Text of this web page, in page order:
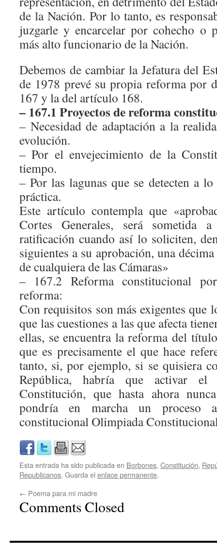
de la Nación. Por lo tanto, es
juzgarle y encarcelar por cohecho o
más alto funcionario de la Nación.
Debemos de cambiar la Jefatura del
de 1978 prevé su propia reforma por
167 y la del artículo 168.
– 167.1 Proyectos de reforma
– Necesidad de adaptación a la
evolución.
– Por el envejecimiento de la
tiempo.
– Por las lagunas que se detecten a
práctica.
Este artículo contempla que
Cortes Generales, será sometida
ratificación cuando así lo soliciten,
siguientes a su aprobación, una
de cualquiera de las Cámaras»
– 167.2 Reforma constitucional
reforma:
Con requisitos son más exigentes que
que las cuestiones a las que afecta
ellas, se encuentra la reforma del
que es precisamente el que hace
tanto, si, por ejemplo, si se quisiera
República, habría que activar
Constitución, que hasta ahora
pondría en marcha un proceso
constitucional Olimpiada
Esta entrada ha sido publicada en Borbones, Constitución,
Republicanos. Guarda el enlace permanente.
← Poema para mi madre
Comments Closed